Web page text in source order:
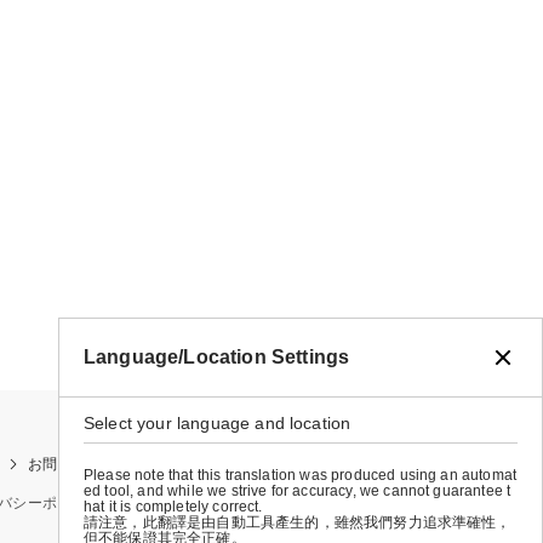
お問い合わせ
シーポリシー 特定商取引法に基づく表示 会社概要
Language/Location Settings
Select your language and location
Please note that this translation was produced using an automat
ed tool, and while we strive for accuracy, we cannot guarantee t
hat it is completely correct.
請注意，此翻譯是由自動工具產生的，雖然我們努力追求準確性，
但不能保證其完全正確。